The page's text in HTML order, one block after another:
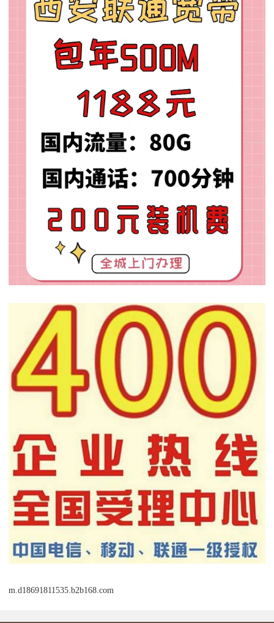
m.d18691811535.b2b168.com